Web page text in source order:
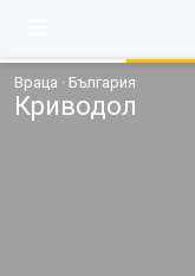
Враца · България
Криводол